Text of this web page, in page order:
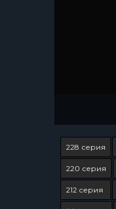
228 серия
220 серия
212 серия